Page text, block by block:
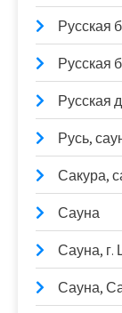
Русская
Русская
Русская
Русь,
Сакура,
Сауна
Сауна, г.
Сауна,